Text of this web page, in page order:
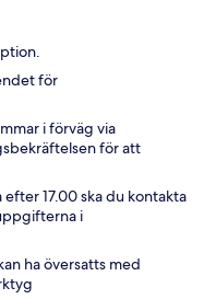
för
i förväg via
för att
17.00 ska du kontakta
i
ha översatts med